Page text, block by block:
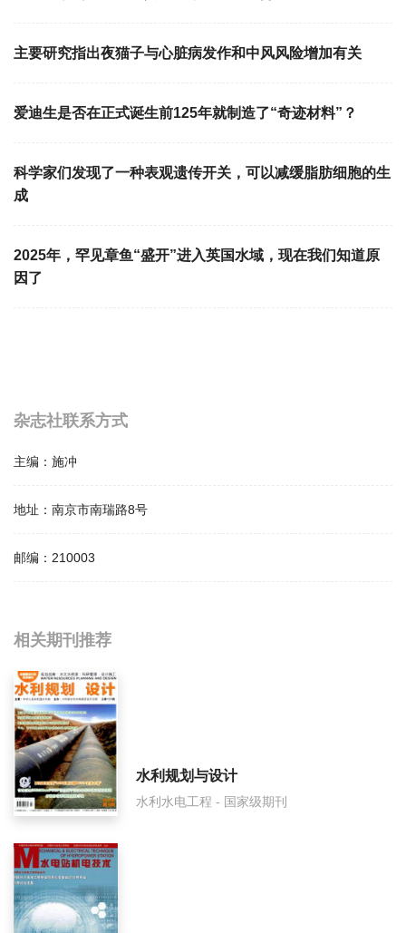
主要研究指出夜猫子与心脏病发作和中风风险增加有关
爱迪生是否在正式诞生前125年就制造了“奇迹材料”？
科学家们发现了一种表观遗传开关，可以减缓脂肪细胞的生
成
2025年，罕见章鱼“盛开”进入英国水域，现在我们知道原
因了
杂志社联系方式
主编： 施冲
地址： 南京市南瑞路8号
邮编： 210003
相关提问
水电厂自动化影响因子是多少？
水电厂自动化怎么样？
水电厂自动化面费如何收取？
水电厂自动化是什么级别刊物？
水电厂自动化审稿要多久？
水电厂自动化是国家级期刊吗？
相关期刊推荐
水利规划与设计
水利水电工程 - 国家级期刊